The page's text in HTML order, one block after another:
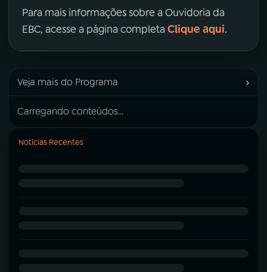
Para mais informações sobre a Ouvidoria da
EBC, acesse a página completa Clique aqui.
Veja mais do Programa ›
Carregando conteúdos...
Notícias Recentes